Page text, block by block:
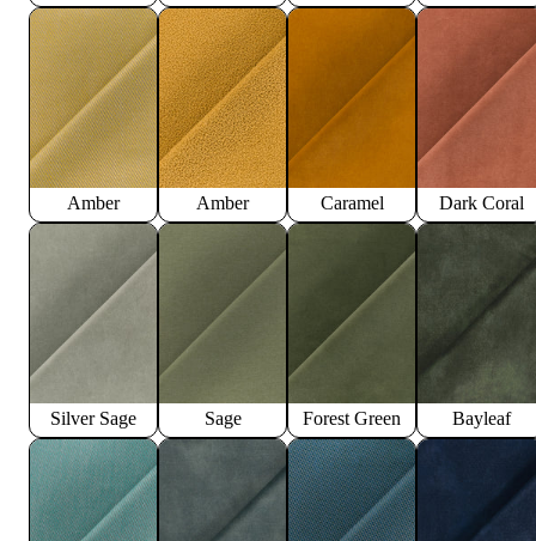
Amber Amber Caramel Dark Coral
Silver Sage Sage Forest Green Bayleaf